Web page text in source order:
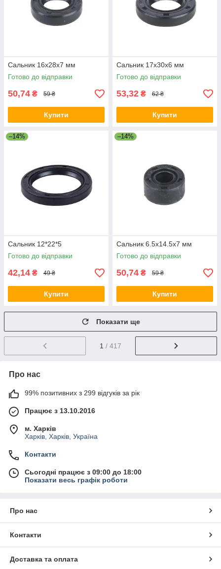
Сальник 16x28x7 мм
Готово до відправки
50,74 ₴ 59 ₴
Купити
Сальник 17x30x6 мм
Готово до відправки
53,32 ₴ 62 ₴
Купити
–14%
Сальник 12*22*5
Готово до відправки
42,14 ₴ 49 ₴
Купити
–14%
Сальник 6.5x14.5x7 мм
Готово до відправки
50,74 ₴ 59 ₴
Купити
Показати ще
1 / 417
Про нас
99% позитивних з 299 відгуків за рік
Працює з 13.10.2016
м. Харків
Харків, Харків, Україна
Контакти
Сьогодні працює з 09:00 до 18:00
Показати весь графік роботи
Про нас
Контакти
Доставка та оплата